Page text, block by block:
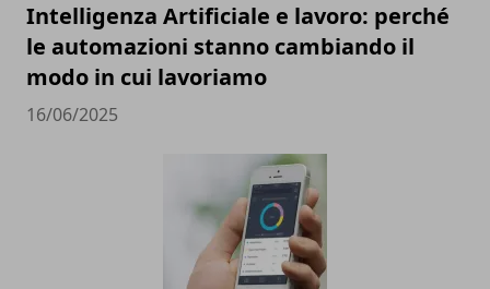
Intelligenza Artificiale e lavoro: perché
le automazioni stanno cambiando il
modo in cui lavoriamo
16/06/2025